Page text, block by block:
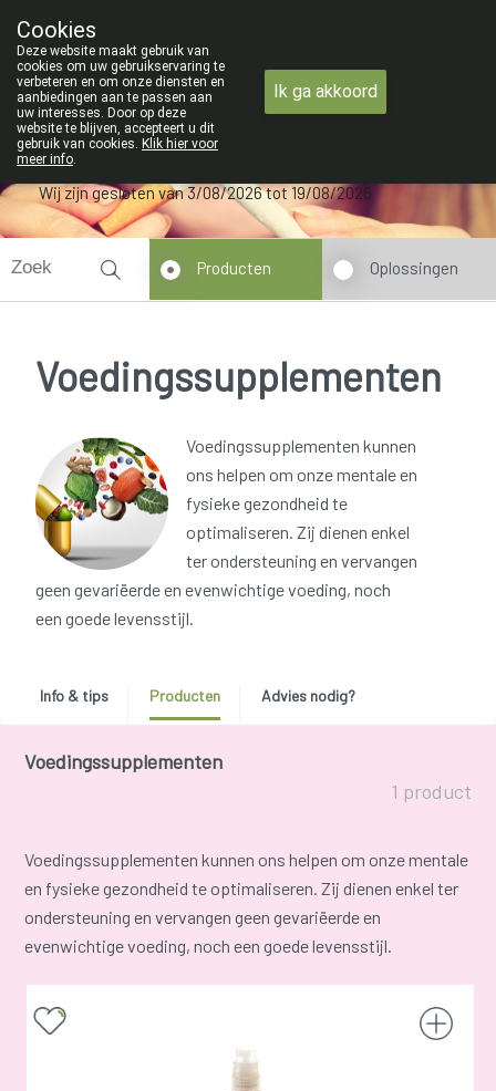
09 228 32 36
Wij zijn gesloten van 3/08/2026 tot 19/08/2026
Producten Oplossingen
Voedingssupplementen
Voedingssupplementen kunnen
ons helpen om onze mentale en
fysieke gezondheid te
optimaliseren. Zij dienen enkel
ter ondersteuning en vervangen
geen gevariëerde en evenwichtige voeding, noch
een goede levensstijl.
Info & tips Producten Advies nodig?
Voedingssupplementen
1 product
Voedingssupplementen kunnen ons helpen om onze mentale
en fysieke gezondheid te optimaliseren. Zij dienen enkel ter
ondersteuning en vervangen geen gevariëerde en
evenwichtige voeding, noch een goede levensstijl.
Cookies
Deze website maakt gebruik van
cookies om uw gebruikservaring te
verbeteren en om onze diensten en
aanbiedingen aan te passen aan
uw interesses. Door op deze
website te blijven, accepteert u dit
gebruik van cookies. Klik hier voor
meer info.
Ik ga akkoord